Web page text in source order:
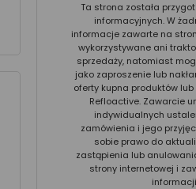
Ta strona została
informacyjnych. W
informacje zawarte na
wykorzystywane ani
sprzedaży, natomiast
jako zaproszenie lub
oferty kupna produktów
Refloactive. Zawarcie
indywidualnych
zamówienia i jego
sobie prawo do
zastąpienia lub
strony internetowej i